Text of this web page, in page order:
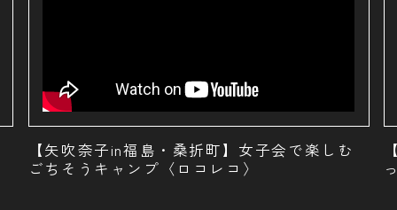
【矢吹奈子in福島・桑折町】桃1個まるごと使
ったグルメ〈ロコレコ〉